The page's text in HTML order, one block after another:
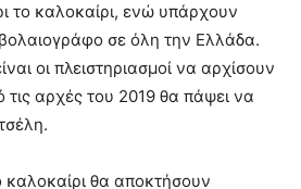
το καλοκαίρι, ενώ υπάρχουν
σε όλη την Ελλάδα.
οι πλειστηριασμοί να αρχίσουν
αρχές του 2019 θα πάψει να
θα αποκτήσουν